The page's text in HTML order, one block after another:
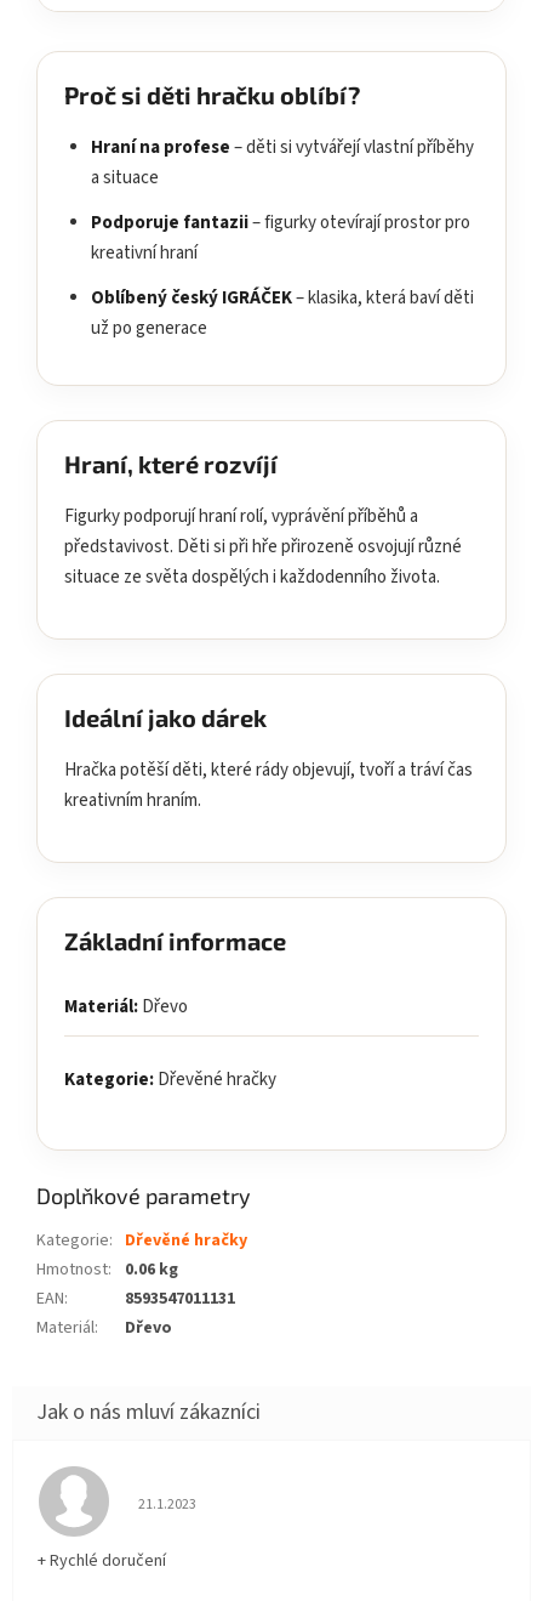
Proč si děti hračku oblíbí?
Hraní na profese– děti si vytvářejí vlastní příběhy
a situace
Podporuje fantazii– figurky otevírají prostor pro
kreativní hraní
Oblíbený český IGRÁČEK– klasika, která baví děti
už po generace
Hraní, které rozvíjí
Figurky podporují hraní rolí, vyprávění příběhů a
představivost. Děti si při hře přirozeně osvojují různé
situace ze světa dospělých i každodenního života.
Ideální jako dárek
Hračka potěší děti, které rády objevují, tvoří a tráví čas
kreativním hraním.
Základní informace
Materiál:Dřevo
Kategorie:Dřevěné hračky
Doplňkové parametry
Kategorie: Dřevěné hračky
Hmotnost:
0.06 kg
EAN:
8593547011131
Materiál: Dřevo
Hodnocení obchodu je 5 z 5 hvězdiček.
21.1.2023
+ Rychlé doručení